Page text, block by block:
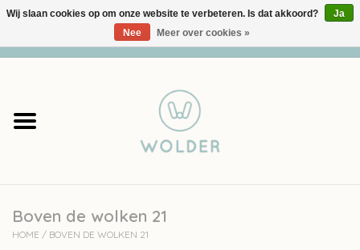
Garens
Accessoires
Boven de wolken 21
HOME / BOVEN DE WOLKEN 21
Wij slaan cookies op om onze website te verbeteren. Is dat akkoord?
Ja
Nee
Meer over cookies »